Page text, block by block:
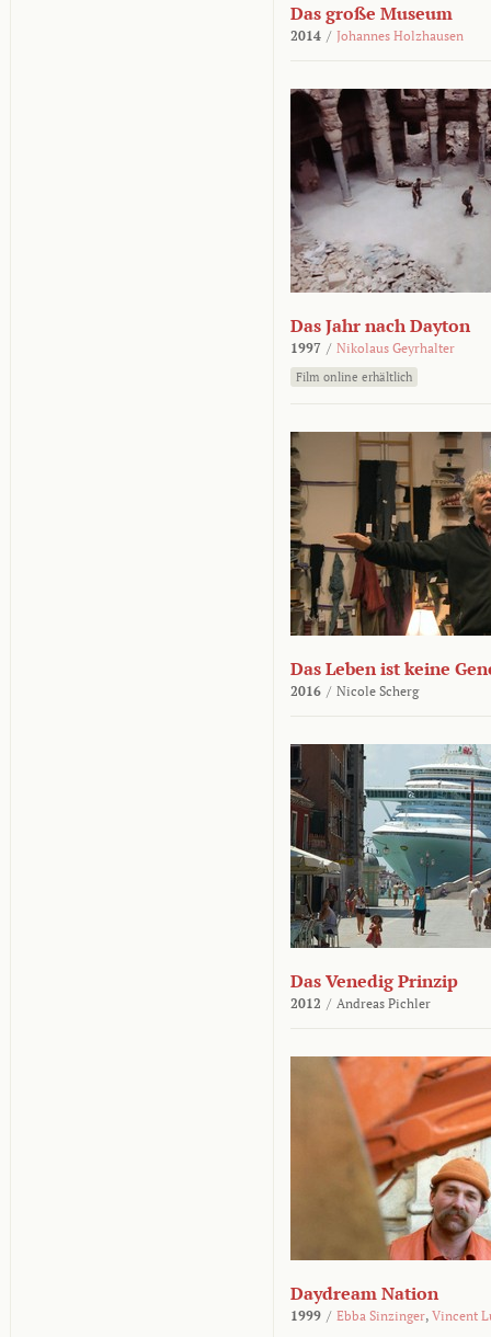
Das große Museum
2014 / Johannes Holzhausen
Das Jahr nach Dayton
1997 / Nikolaus Geyrhalter
Film online erhältlich
Das Leben ist keine
2016 / Nicole Scherg
Das Venedig Prinzip
2012 / Andreas Pichler
Daydream Nation
1999 / Ebba Sinzinger, Vincent